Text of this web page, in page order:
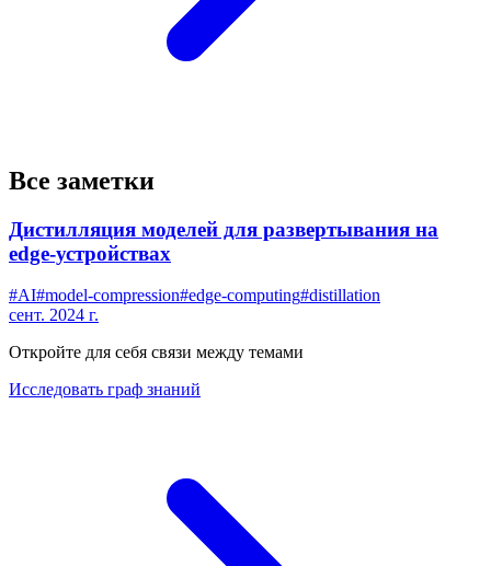
Все заметки
Дистилляция моделей для развертывания на
edge-устройствах
#AI#model-compression#edge-computing#distillation
сент. 2024 г.
Откройте для себя связи между темами
Исследовать граф знаний